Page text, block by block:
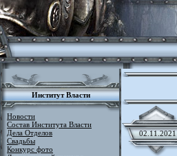
Институт Власти
Новости
Состав Института Власти
Дела Отделов
Свадьбы
Конкурс фото
02.11.2021